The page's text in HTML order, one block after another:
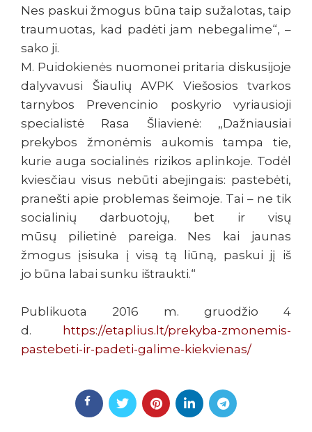
Nes paskui žmogus būna taip sužalotas, taip
traumuotas, kad padėti jam nebegalime“, –
sako ji.
M. Puidokienės nuomonei pritaria diskusijoje
dalyvavusi Šiaulių AVPK Viešosios tvarkos
tarnybos Prevencinio poskyrio vyriausioji
specialistė Rasa Šliavienė: „Dažniausiai
prekybos žmonėmis aukomis tampa tie,
kurie auga socialinės rizikos aplinkoje. Todėl
kviesčiau visus nebūti abejingais: pastebėti,
pranešti apie problemas šeimoje. Tai – ne tik
socialinių darbuotojų, bet ir visų
mūsų pilietinė pareiga. Nes kai jaunas
žmogus įsisuka į visą tą liūną, paskui jį iš
jo būna labai sunku ištraukti.“
Publikuota 2016 m. gruodžio 4
d.
https://etaplius.lt/prekyba-zmonemis-
pastebeti-ir-padeti-galime-kiekvienas/